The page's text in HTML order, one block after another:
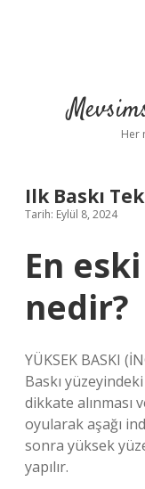
Her
Ilk Baskı
Tarih: Eylül 8, 2024
En
nedir?
YÜKSEK BASKI
Baskı
dikkate alınması
oyularak aşağı
sonra yüksek
yapılır.